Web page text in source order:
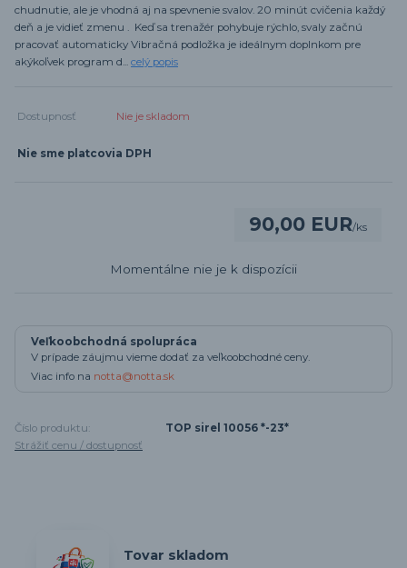
chudnutie, ale je vhodná aj na spevnenie svalov. 20 minút cvičenia každý
deň a je vidieť zmenu . Keď sa trenažér pohybuje rýchlo, svaly začnú
pracovať automaticky Vibračná podložka je ideálnym doplnkom pre
akýkoľvek program d... celý popis
Dostupnosť Nie je skladom
Nie sme platcovia DPH
90,00 EUR/ks
Momentálne nie je k dispozícii
Veľkoobchodná spolupráca
V prípade záujmu vieme dodať za veľkoobchodné ceny.
Viac info na notta@notta.sk
Číslo produktu:
TOP sirel 10056 *-23*
Strážiť cenu / dostupnosť
Tovar skladom